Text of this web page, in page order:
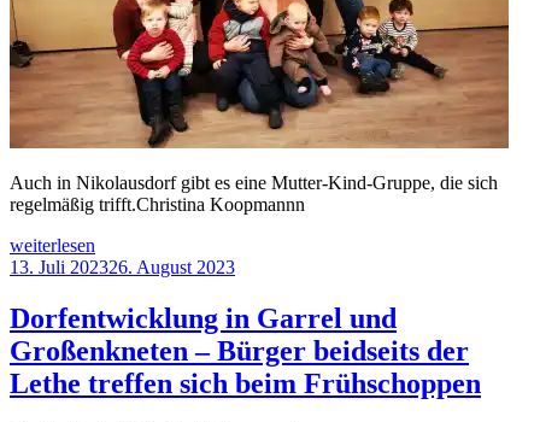
Auch in Nikolausdorf gibt es eine Mutter-Kind-Gruppe, die sich
regelmäßig trifft.Christina Koopmannn
„Männer
sind
Mutter-
Kind-
Gruppen
die
Ausnahme“
weiterlesen
Veröffentlicht
13. Juli 202326. August 2023
Dorfentwicklung in Garrel und
Großenkneten – Bürger beidseits der
Lethe treffen sich beim Frühschoppen